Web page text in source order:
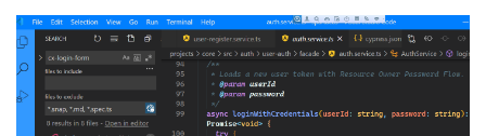
程
认
证
的
实
我
的
支
持
声
建